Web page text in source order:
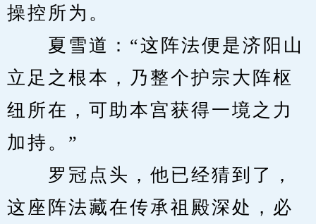
操控所为。
夏雪道：“这阵法便是济阳山
立足之根本，乃整个护宗大阵枢
纽所在，可助本宫获得一境之力
加持。”
罗冠点头，他已经猜到了，
这座阵法藏在传承祖殿深处，必